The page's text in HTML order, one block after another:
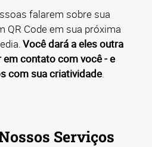
falarem sobre sua
QR Code em sua próxima
Você dará a eles outra
em contato com você - e
com sua criatividade.
Serviços